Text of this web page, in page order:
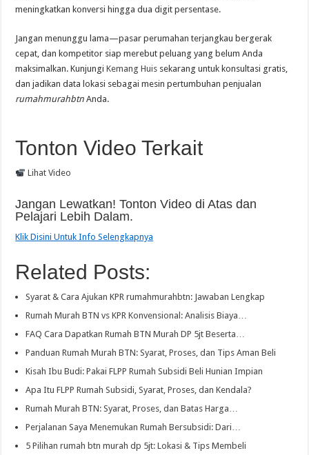
meningkatkan konversi hingga dua digit persentase.
Jangan menunggu lama—pasar perumahan terjangkau bergerak
cepat, dan kompetitor siap merebut peluang yang belum Anda
maksimalkan. KunjungiKemang Huis sekarang untuk konsultasi gratis,
dan jadikan data lokasi sebagai mesin pertumbuhan penjualan
rumahmurahbtn Anda.
Tonton Video Terkait
Lihat Video
Jangan Lewatkan! Tonton Video di Atas dan
Pelajari Lebih Dalam.
Klik Disini Untuk Info Selengkapnya
Related Posts:
Syarat & Cara Ajukan KPR rumahmurahbtn: Jawaban Lengkap
Rumah Murah BTN vs KPR Konvensional: Analisis Biaya…
FAQ Cara Dapatkan Rumah BTN Murah DP 5jt Beserta…
Panduan Rumah Murah BTN: Syarat, Proses, dan Tips Aman Beli
Kisah Ibu Budi: Pakai FLPP Rumah Subsidi Beli Hunian Impian
Apa Itu FLPP Rumah Subsidi, Syarat, Proses, dan Kendala?
Rumah Murah BTN: Syarat, Proses, dan Batas Harga…
Perjalanan Saya Menemukan Rumah Bersubsidi: Dari…
5 Pilihan rumah btn murah dp 5jt: Lokasi & Tips Membeli